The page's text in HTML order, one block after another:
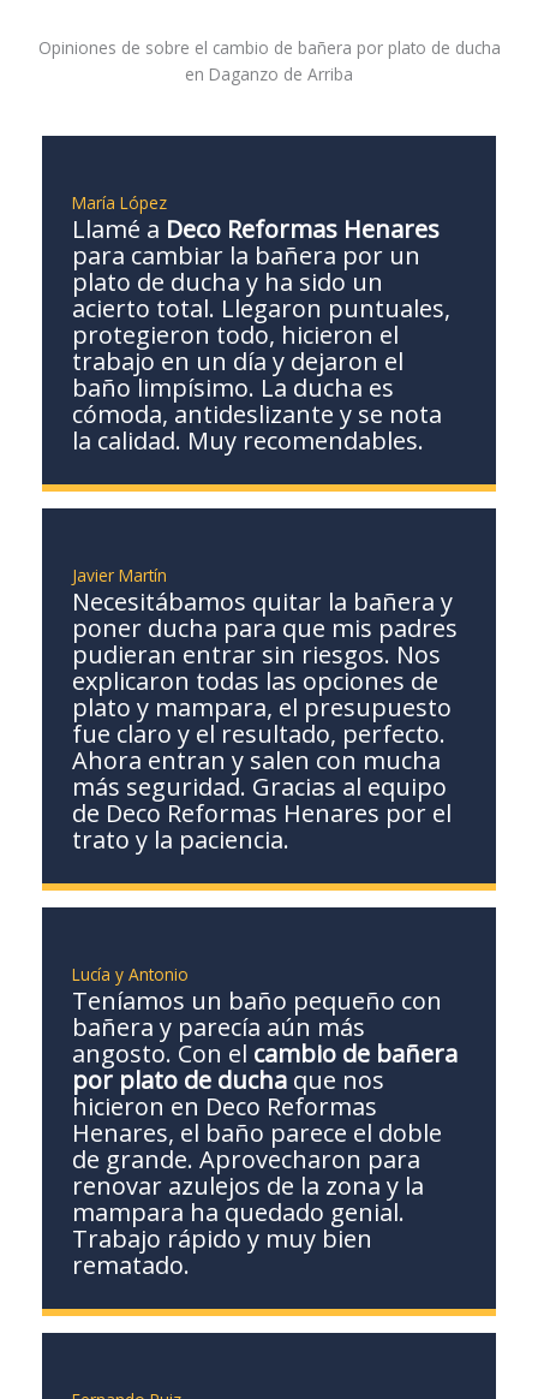
Opiniones de sobre el cambio de bañera por plato de ducha
en Daganzo de Arriba
María López
Llamé a Deco Reformas Henares
para cambiar la bañera por un
plato de ducha y ha sido un
acierto total. Llegaron puntuales,
protegieron todo, hicieron el
trabajo en un día y dejaron el
baño limpísimo. La ducha es
cómoda, antideslizante y se nota
la calidad. Muy recomendables.
Javier Martín
Necesitábamos quitar la bañera y
poner ducha para que mis padres
pudieran entrar sin riesgos. Nos
explicaron todas las opciones de
plato y mampara, el presupuesto
fue claro y el resultado, perfecto.
Ahora entran y salen con mucha
más seguridad. Gracias al equipo
de Deco Reformas Henares por el
trato y la paciencia.
Lucía y Antonio
Teníamos un baño pequeño con
bañera y parecía aún más
angosto. Con el cambio de bañera
por plato de ducha que nos
hicieron en Deco Reformas
Henares, el baño parece el doble
de grande. Aprovecharon para
renovar azulejos de la zona y la
mampara ha quedado genial.
Trabajo rápido y muy bien
rematado.